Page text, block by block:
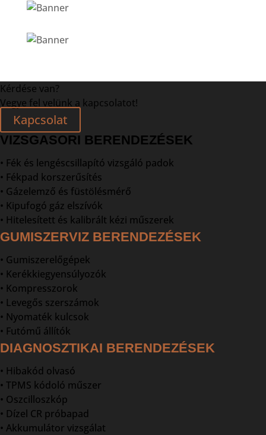
Kérdése van?
Vegye fel velünk a kapcsolatot!
Kapcsolat
VIZSGASORI BERENDEZÉSEK
• Fék és lengéscsillapító vizsgáló padok
• Fékpad korszerűsítés
• Gázelemző és füstölésmérő
• Kipufogó gáz elszívók
• Hitelesített és kalibrált kézi műszerek
GUMISZERVIZ BERENDEZÉSEK
• Gumiszerelőgépek
• Kerékkiegyensúlyozók
• Kompresszorok
• Levegős szerszámok
• Nyomaték kulcsok
• Futómű állítók
DIAGNOSZTIKAI BERENDEZÉSEK
• Hibakód olvasó
• TPMS kódoló műszer
• Oszcilloszkóp
• Dízel CR próbapad
• Akkumulátor vizsgálat